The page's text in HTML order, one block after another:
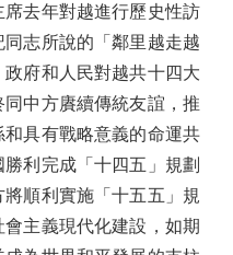
去年對越進行歷史性訪
志所說的「鄰里越走越
府和人民對越共十四大
中方賡續傳統友誼，推
具有戰略意義的命運共
利完成「十四五」規劃
順利實施「十五五」規
主義現代化建設，如期